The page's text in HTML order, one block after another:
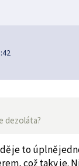
dezoláta?
je to úplně
což taky je.